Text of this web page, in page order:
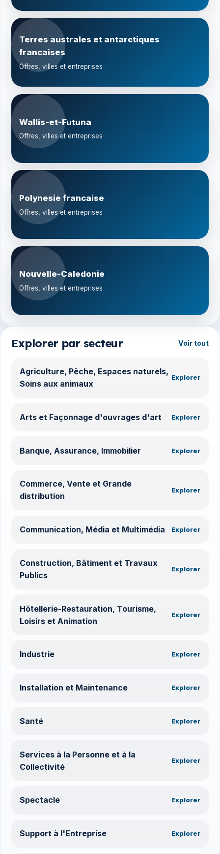
Terres australes et antarctiques
francaises
Offres, villes et entreprises
Wallis-et-Futuna
Offres, villes et entreprises
Polynesie francaise
Offres, villes et entreprises
Nouvelle-Caledonie
Offres, villes et entreprises
Explorer par secteur Voir tout
Agriculture, Pêche, Espaces naturels,
Soins aux animaux
Explorer
Arts et Façonnage d'ouvrages d'art Explorer
Banque, Assurance, Immobilier Explorer
Commerce, Vente et Grande
distribution
Explorer
Communication, Média et Multimédia Explorer
Construction, Bâtiment et Travaux
Publics
Explorer
Hôtellerie-Restauration, Tourisme,
Loisirs et Animation
Explorer
Industrie Explorer
Installation et Maintenance Explorer
Santé Explorer
Services à la Personne et à la
Collectivité
Explorer
Spectacle Explorer
Support à l'Entreprise Explorer